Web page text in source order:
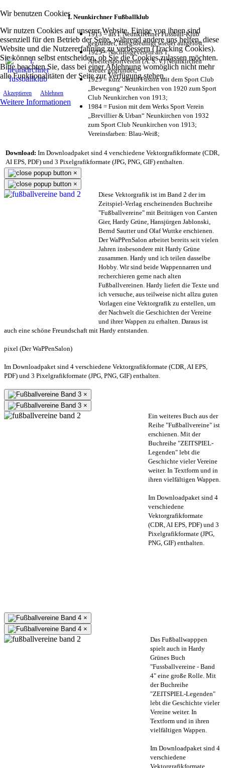
Wir benutzen Cookies
Wir nutzen Cookies auf unserer Website. Einige von ihnen sind
essenziell für den Betrieb der Seite, während andere uns helfen, diese
Website und die Nutzererfahrung zu verbessern (Tracking Cookies).
Sie können selbst entscheiden, ob Sie die Cookies zulassen möchten.
Bitte beachten Sie, dass bei einer Ablehnung womöglich nicht mehr
alle Funktionalitäten der Seite zur Verfügung stehen.
Akzeptieren Ablehnen
Weitere Informationen
I. Neunkirchner Fußballklub
1913 = als I. Neunkirchner Fussball-Klub
gegründet, kriegsbedingt wieder aufgelöst;
1925 = Nachfolgeverein als 1.
Arbeitersportverein (A. S. V.) Neunkirchen
wieder gegründet;
1925 = kurz darauf Fusion mit dem Sport Club
„Bewegung“ Neunkirchen von 1920 zum Sport
Club Neunkirchen von 1913;
1984 = Fusion mit dem Werks Sport Verein
„Brevillier & Urban“ Neunkirchen von 1932
zum Sport Club Neunkirchen von 1913;
Vereinsfarben: Blau-Weiß;
Download: Im Downloadpaket sind 4 verschiedene Vektorgrafikformate (CDR,
AI EPS, PDF) und 3 Pixelgrafikformate (JPG, PNG, GIF) enthalten.
×
×
Diese Vektorgrafik ist im Band 2 der im
Zeitspiel-Verlag erscheinenden Buchreihe
"Fußballvereine" mit Beiträgen von Carsten
Gier, Hardy Grüne, Hansjürgen Jablonski,
Bernd Sautter und Olaf Wuttke erschienen.
Der WaPPenSalon arbeitet bereits seit vielen
Jahren insbesondere mit Hardy Grüne
zusammen. Hardy und ich teilen dasselbe
Hobby. Wir sind beide Wappennarren und
recherchieren gerne nach alten
Fußballvereinen. Hardy liefert die Texte und
ich versuche, aus teilweise nicht allzu guten
Vorlagen eine Vektorgrafik zu erstellen, um
der Nachwelt die Geschichten der Vereine
und ihrer Wappen zu erhalten. Daraus ist
auch eine schöne Freundschaft mit Hardy entstanden.
pixel (Der WaPPenSalon)
Im Downloadpaket sind 4 verschiedene Vektorgrafikformate (CDR, AI EPS,
PDF) und 3 Pixelgrafikformate (JPG, PNG, GIF) enthalten.
×
×
Ein weiteres Buch aus der
Reihe "Fußballvereine" ist
erschienen. Mit der
Buchreihe "ZEITSPIEL-
Legenden" lebt die
Geschichte vieler Vereine
weiter. In Textform und in
ihren vielfältigen Wappen.
Im Downloadpaket sind 4
verschiedene
Vektorgrafikformate
(CDR, AI EPS, PDF) und 3
Pixelgrafikformate (JPG,
PNG, GIF) enthalten.
×
×
Das Fußballwapppen
spielt auch in Hardy
Grünes Buch
"Fussballvereine - Band
4" eine große Rolle. Mit
der Buchreihe
"ZEITSPIEL-Legenden"
lebt die Geschichte vieler
Vereine weiter. In
Textform und in ihren
vielfältigen Wappen.
Im Downloadpaket sind 4
verschiedene
Vektorgrafikformate